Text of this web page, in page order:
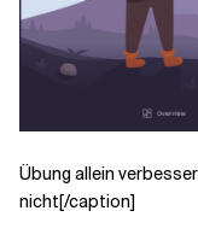
Übung allein
nicht[/caption]